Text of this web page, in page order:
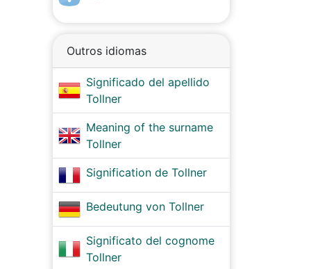
Outros idiomas
Significado del apellido
Tollner
Meaning of the surname
Tollner
Signification de Tollner
Bedeutung von Tollner
Significato del cognome
Tollner